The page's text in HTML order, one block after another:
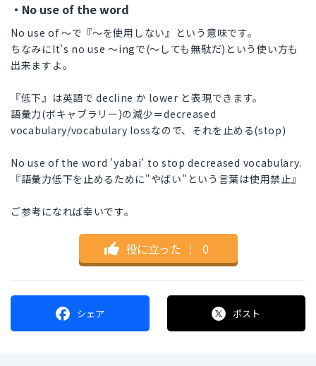
・No use of the word
No use of ～で『～を使用しない』という意味です。
ちなみにIt's no use ～ingで(～しても無駄だ)という使い方も
出来ますよ。
『低下』は英語で decline か lower と表現できます。
語彙力(ボキャブラリー)の減少＝decreased
vocabulary/vocabulary lossなので、それを止める(stop)
No use of the word 'yabai' to stop decreased vocabulary.
『語彙力低下を止めるために"やばい"という言葉は使用禁止』
ご参考になれば幸いです。
役に立った ｜ 0
シェア ポスト